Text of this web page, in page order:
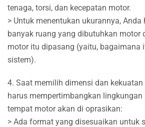
tenaga, torsi, dan kecepatan motor.
> Untuk menentukan ukurannya, Anda
banyak ruang yang dibutuhkan motor
motor itu dipasang (yaitu, bagaimana
sistem).
4. Saat memilih dimensi dan kekuatan
harus mempertimbangkan
tempat motor akan di oprasikan:
> Ada format yang disesuaikan untuk